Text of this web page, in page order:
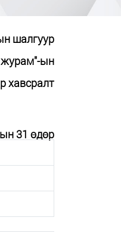
шалгуур
журам"-ын
хавсралт
31 өдөр